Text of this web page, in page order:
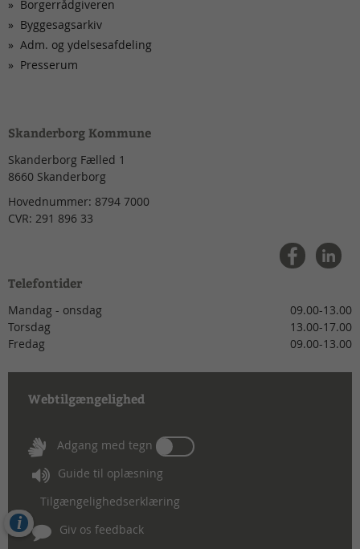
Borgerrådgiveren
Byggesagsarkiv
Adm. og ydelsesafdeling
Presserum
Skanderborg Kommune
Skanderborg Fælled 1
8660 Skanderborg
Hovednummer: 8794 7000
CVR: 291 896 33
Telefontider
Mandag - onsdag
09.00-13.00
Torsdag
13.00-17.00
Fredag
09.00-13.00
Webtilgængelighed
Adgang med tegn Tænd
eller
sluk
for
Adgang
Guide til oplæsning
Tilgængelighedserklæring
Giv os feedback
Cookies